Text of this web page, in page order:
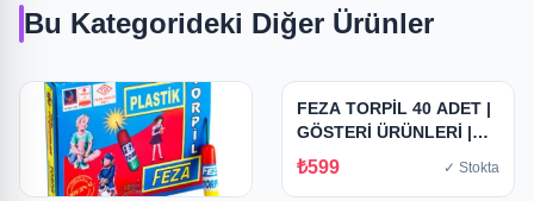
Bu Kategorideki Diğer Ürünler
FEZA TORPİL 40 ADET |
GÖSTERİ ÜRÜNLERİ |
VENÜS MARKA
₺599 ✓ Stokta